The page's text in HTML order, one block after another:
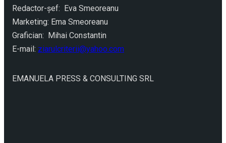
Redactor-şef: Eva Smeoreanu
Marketing: Ema Smeoreanu
Grafician: Mihai Constantin
E-mail: ziarulcriterii@yahoo.com
EMANUELA PRESS & CONSULTING SRL